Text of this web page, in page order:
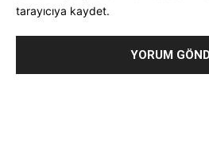
tarayıcıya kaydet.